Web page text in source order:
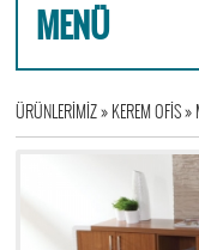
MENÜ
ÜRÜNLERİMİZ»KEREM OFİS»